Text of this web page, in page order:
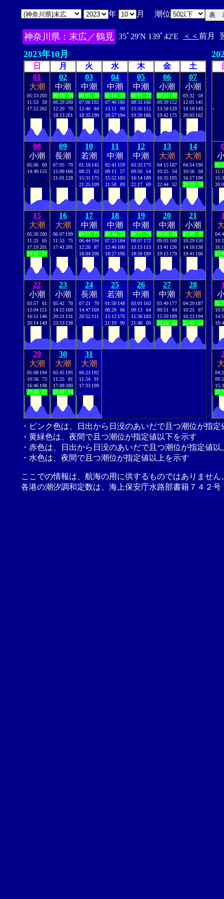
年 月 潮位
神奈川県：末広／鶴見 35ﾟ29'N 139ﾟ42'E ＜＜ 前月
2023年10月
日 月 火 水 木 金
土
01
大潮
05:53203
11:53
59
17:52202
02
中潮
00:10
34
06:29200
12:20
70
18:13201
03
中潮
00:41
30
07:06 192
12:46
84
18:35 199
04
中潮
01:14
31
07:46 180
13:11
99
18:57 194
05
中潮
01:51
37
08:33 166
13:35 115
19:20 186
06
小潮
02:34
47
09:39 152
13:58 129
19:42 175
07
小潮
03:32
59
12:01 145
14:18 143
20:03 162
08
小潮
05:06
69
14:49 155
09
長潮
07:05
70
15:09 166
21:01 128
10
若潮
01:18 145
08:21
63
15:31 175
21:25 109
11
中潮
02:41 159
09:11
57
15:52 183
21:50
89
12
中潮
03:33 175
09:50
54
16:14 189
22:17
69
13
大潮
04:15 187
10:25
54
16:35 195
22:44
52
14
大潮
04:54 196
10:56
58
16:57 198
23:13
38
15
大潮
05:30200
11:25
65
17:19201
23:42
27
16
大潮
06:07 199
11:53
75
17:41 201
17
中潮
00:13
21
06:44 194
12:20
87
18:04200
18
中潮
00:46
21
07:23 184
12:46 100
18:27 196
19
中潮
01:21
25
08:07 172
13:13 113
18:50 189
20
中潮
02:00
35
09:03 160
13:41 126
19:15 179
21
小潮
02:49
47
10:29 150
14:18 138
19:41 166
22
小潮
03:57
61
13:04 151
16:51 146
20:14 149
23
小潮
05:42
70
14:15 160
20:21 131
23:53 138
24
長潮
07:21
70
14:47 169
20:52 111
25
若潮
01:58 148
08:26
66
15:12 176
21:19
90
26
中潮
03:01 163
09:13
64
15:36 183
21:48
69
27
中潮
03:49 177
09:51
64
15:59 189
22:16
50
28
大潮
04:29 187
10:25
67
16:23 194
22:45
34
29
大潮
05:08 194
10:56
73
16:46 198
23:16
22
30
大潮
05:45 195
11:25
81
17:09200
23:47
14
31
大潮
06:23 192
11:54
91
17:33 199
.
・ピンク色は、日出から日没のあいだで且つ潮位が指
・黄緑色は、夜間で且つ潮位が指定値以下を示す
・赤色は、日出から日没のあいだで且つ潮位が指定値以
・水色は、夜間で且つ潮位が指定値以上を示す
ここでの情報は、航海の用に供するものではありませ
各港の潮汐調和定数は、海上保安庁水路部書籍７４２